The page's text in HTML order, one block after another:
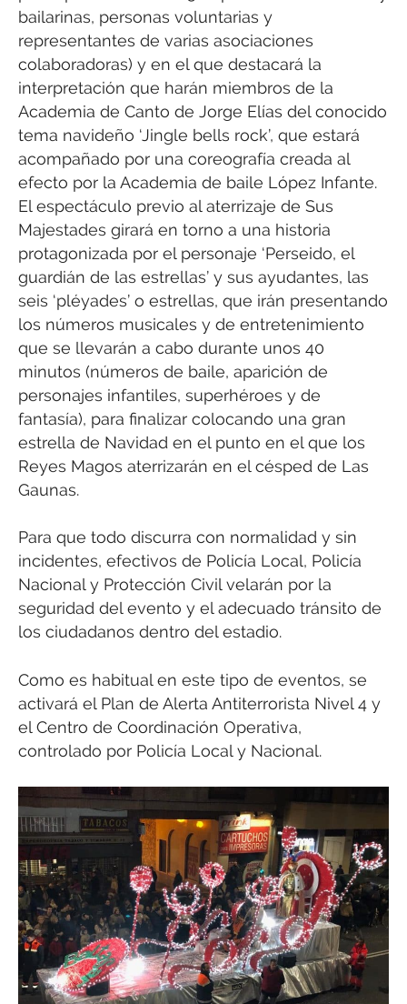
bailarinas, personas voluntarias y
representantes de varias asociaciones
colaboradoras) y en el que destacará la
interpretación que harán miembros de la
Academia de Canto de Jorge Elías del conocido
tema navideño ‘Jingle bells rock’, que estará
acompañado por una coreografía creada al
efecto por la Academia de baile López Infante.
El espectáculo previo al aterrizaje de Sus
Majestades girará en torno a una historia
protagonizada por el personaje ‘Perseido, el
guardián de las estrellas’ y sus ayudantes, las
seis ‘pléyades’ o estrellas, que irán presentando
los números musicales y de entretenimiento
que se llevarán a cabo durante unos 40
minutos (números de baile, aparición de
personajes infantiles, superhéroes y de
fantasía), para finalizar colocando una gran
estrella de Navidad en el punto en el que los
Reyes Magos aterrizarán en el césped de Las
Gaunas.
Para que todo discurra con normalidad y sin
incidentes, efectivos de Policía Local, Policía
Nacional y Protección Civil velarán por la
seguridad del evento y el adecuado tránsito de
los ciudadanos dentro del estadio.
Como es habitual en este tipo de eventos, se
activará el Plan de Alerta Antiterrorista Nivel 4 y
el Centro de Coordinación Operativa,
controlado por Policía Local y Nacional.